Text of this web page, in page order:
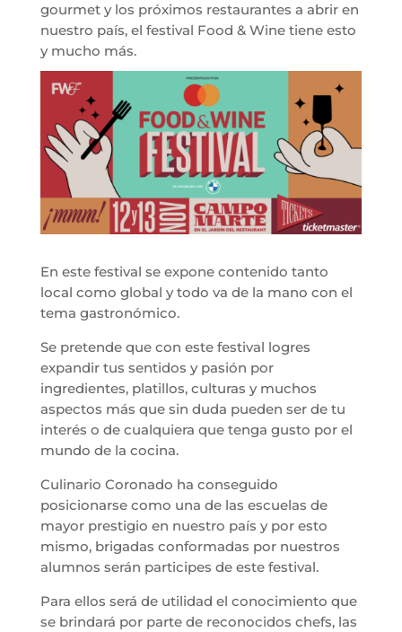
gourmet y los próximos restaurantes a abrir en
nuestro país, el festival Food & Wine tiene esto
y mucho más.
En este festival se expone contenido tanto
local como global y todo va de la mano con el
tema gastronómico.
Se pretende que con este festival logres
expandir tus sentidos y pasión por
ingredientes, platillos, culturas y muchos
aspectos más que sin duda pueden ser de tu
interés o de cualquiera que tenga gusto por el
mundo de la cocina.
Culinario Coronado ha conseguido
posicionarse como una de las escuelas de
mayor prestigio en nuestro país y por esto
mismo, brigadas conformadas por nuestros
alumnos serán participes de este festival.
Para ellos será de utilidad el conocimiento que
se brindará por parte de reconocidos chefs, las